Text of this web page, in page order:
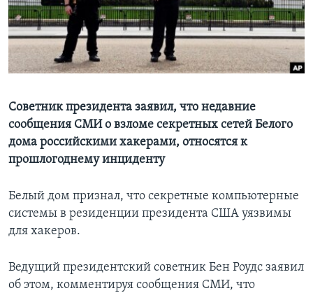
Learning English
СОЦИАЛЬНЫЕ СЕТИ
Языки
Советник президента заявил, что недавние
сообщения СМИ о взломе секретных сетей Белого
дома российскими хакерами, относятся к
прошлогоднему инциденту
Белый дом признал, что секретные компьютерные
системы в резиденции президента США уязвимы
для хакеров.
Ведущий президентский советник Бен Роудс заявил
об этом, комментируя сообщения СМИ, что